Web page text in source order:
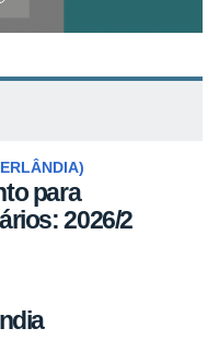
para
2026/2